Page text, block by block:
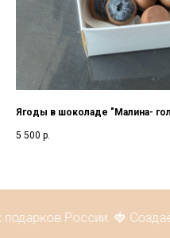
Ягоды в шоколаде "Малина-
5 500 р.
России. 🍓